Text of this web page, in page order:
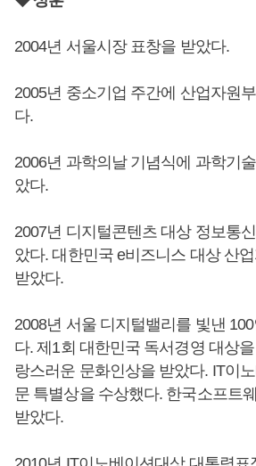
2004년 서울시장 표창을 받았다.
2005년 중소기업 주간에 산업자원
다.
2006년 과학의날 기념식에 과학기
았다.
2007년 디지털콘텐츠 대상 정보통
았다. 대한민국 e비즈니스 대상 산
받았다.
2008년 서울 디지털밸리를 빛낸
다. 제1회 대한민국 독서경영 대상
랑스러운 문화인상을 받았다. IT이
문 특별상을 수상했다. 한국소프트
받았다.